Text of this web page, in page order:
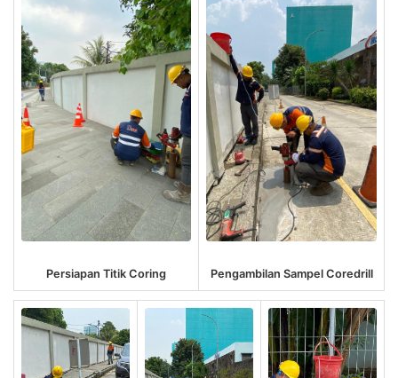
Persiapan Titik Coring Pengambilan Sampel Coredrill